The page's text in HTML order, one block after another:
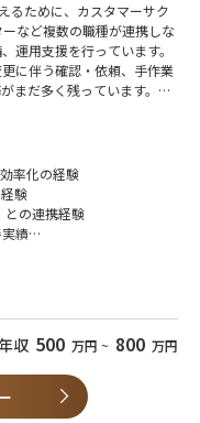
るために、カスタマーサク
など複数の職種が連携しな
運用支援を行っています。
に伴う確認・依頼、手作業
まだ多く残っています。今
応工数を抑えながら、より
要になっています。
導入・運用支援に関わる
ながら、効率化・自動化を
るのではなく、現場の課題
て、実際に使われる仕組み
ける方を募集します。
、非効率を技術で解消する
ニカルライターなどへのヒ
タ整理の効率化、管理画面
仕組みを設計・開発しま
率化の経験
験
との連携経験
績
クニカルライターなど、導
話しながら課題を定義でき
テクニカルライティングな
その支援経験
策につなげた経験
収 500 万円 ~ 800 万円